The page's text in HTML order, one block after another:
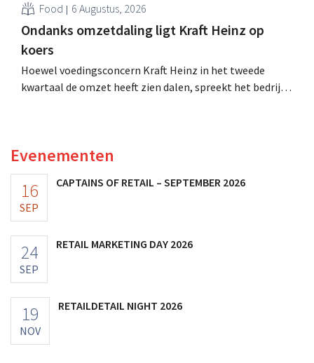
Food 6 Augustus, 2026
Ondanks omzetdaling ligt Kraft Heinz op
koers
Hoewel voedingsconcern Kraft Heinz in het tweede
kwartaal de omzet heeft zien dalen, spreekt het bedrijf
Evenementen
16
SEP
CAPTAINS OF RETAIL – SEPTEMBER 2026
24
SEP
RETAIL MARKETING DAY 2026
19
NOV
RETAILDETAIL NIGHT 2026